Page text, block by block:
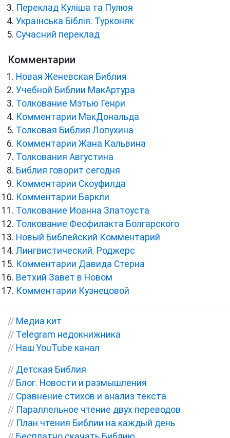
Переклад Куліша та Пулюя
Українська Біблія. Турконяк
Сучасний переклад
Комментарии
Новая Женевская Библия
Учебной Библии МакАртура
Толкование Мэтью Генри
Комментарии МакДональда
Толковая Библия Лопухина
Комментарии Жана Кальвина
Толкования Августина
Библия говорит сегодня
Комментарии Скоуфилда
Комментарии Баркли
Толкование Иоанна Златоуста
Толкование Феофилакта Болгарского
Новый Библейский Комментарий
Лингвистический. Роджерс
Комментарии Давида Стерна
Ветхий Завет в Новом
Комментарии Кузнецовой
// Медиа кит
// Telegram недокнижника
// Наш YouTube канал
// Детская Библия
// Блог. Новости и размышления
// Сравнение стихов и анализ текста
// Параллельное чтение двух переводов
// План чтения Библии на каждый день